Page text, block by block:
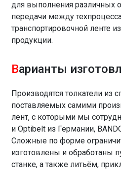
для выполнения различных
передачи между
транспортировочной ленте
продукции.
Варианты
Производятся толкатели из
поставляемых самими
лент, с которыми мы
и Optibelt из Германии,
Сложные по форме
изготовлены и обработаны
станке, а также литьём,